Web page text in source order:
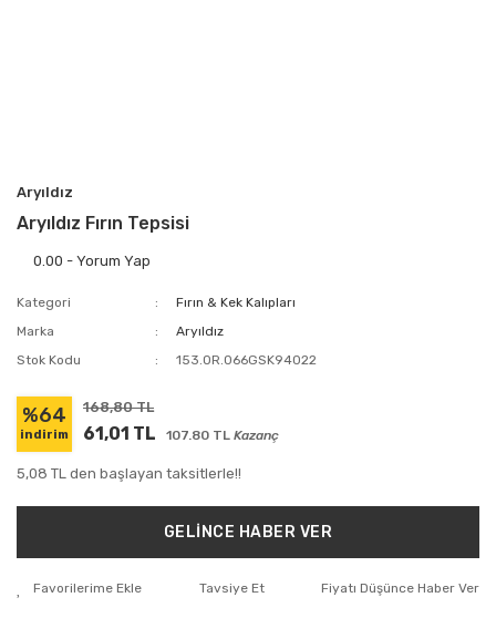
Aryıldız
Aryıldız Fırın Tepsisi
0.00 - Yorum Yap
Kategori
Fırın & Kek Kalıpları
Marka
Aryıldız
Stok Kodu
153.OR.066GSK94022
%64
indirim
168,80 TL
61,01 TL 107.80 TL Kazanç
5,08 TL den başlayan taksitlerle!!
GELİNCE HABER VER
Tavsiye Et Fiyatı Düşünce Haber Ver